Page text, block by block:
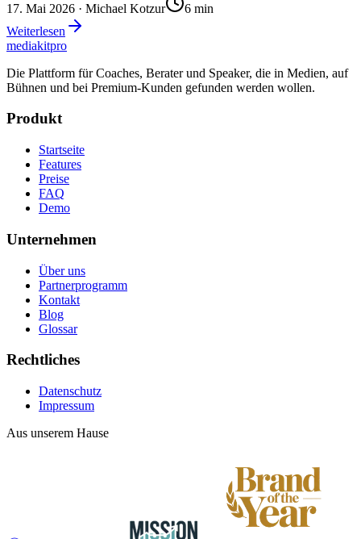
17. Mai 2026 · Michael Kotzur 6 min
Weiterlesen
mediakitpro
Die Plattform für Coaches, Berater und Speaker, die in Medien, auf
Bühnen und bei Premium-Kunden gefunden werden wollen.
Produkt
Startseite
Features
Preise
FAQ
Demo
Unternehmen
Über uns
Partnerprogramm
Kontakt
Blog
Glossar
Rechtliches
Datenschutz
Impressum
Aus unserem Hause